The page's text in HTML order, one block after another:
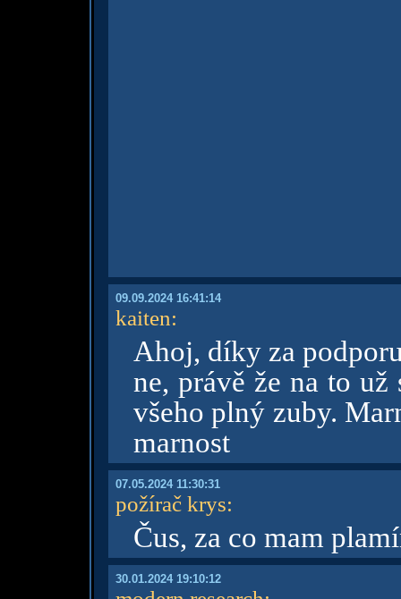
09.09.2024 16:41:14
kaiten:
Ahoj, díky za
ne, právě že na to
všeho plný zuby.
marnost
07.05.2024 11:30:31
požírač krys:
Čus, za co mam
30.01.2024 19:10:12